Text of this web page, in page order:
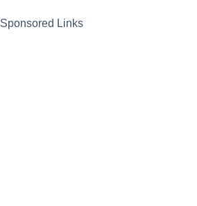
Sponsored Links